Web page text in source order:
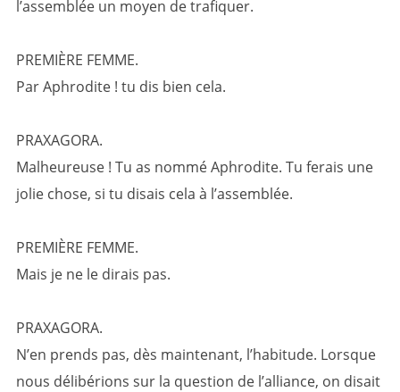
l’assemblée un moyen de trafiquer.
PREMIÈRE FEMME.
Par Aphrodite ! tu dis bien cela.
PRAXAGORA.
Malheureuse ! Tu as nommé Aphrodite. Tu ferais une
jolie chose, si tu disais cela à l’assemblée.
PREMIÈRE FEMME.
Mais je ne le dirais pas.
PRAXAGORA.
N’en prends pas, dès maintenant, l’habitude. Lorsque
nous délibérions sur la question de l’alliance, on disait